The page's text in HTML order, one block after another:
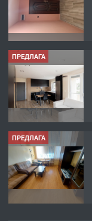
ПРЕДЛАГА
ПРЕДЛАГА